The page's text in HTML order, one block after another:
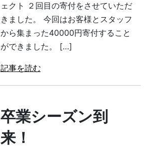
ェクト ２回目の寄付をさせていただ
きました。 今回はお客様とスタッフ
から集まった40000円寄付すること
ができました。 […]
記事を読む
卒業シーズン到
来！